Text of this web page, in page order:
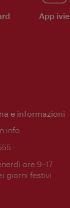
App ivie
e informazioni
ore 9–17
giorni festivi